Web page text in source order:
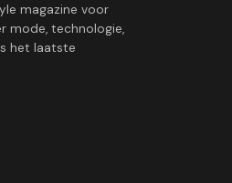
magazine voor
mode, technologie,
het laatste